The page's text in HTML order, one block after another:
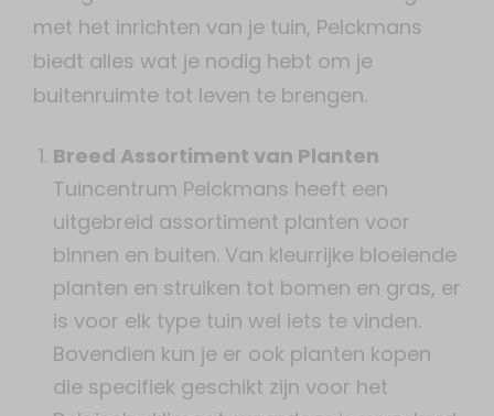
met het inrichten van je tuin, Pelckmans
biedt alles wat je nodig hebt om je
buitenruimte tot leven te brengen.
Breed Assortiment van Planten
Tuincentrum Pelckmans heeft een
uitgebreid assortiment planten voor
binnen en buiten. Van kleurrijke bloeiende
planten en struiken tot bomen en gras, er
is voor elk type tuin wel iets te vinden.
Bovendien kun je er ook planten kopen
die specifiek geschikt zijn voor het